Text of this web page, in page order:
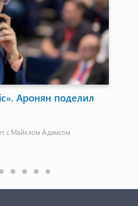
Аронян поделил
с Майклом Адамсом